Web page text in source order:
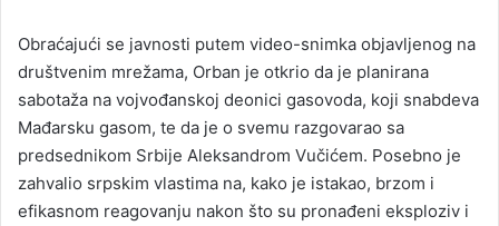
Obraćajući se javnosti putem video-snimka objavljenog na
društvenim mrežama, Orban je otkrio da je planirana
sabotaža na vojvođanskoj deonici gasovoda, koji snabdeva
Mađarsku gasom, te da je o svemu razgovarao sa
predsednikom Srbije Aleksandrom Vučićem. Posebno je
zahvalio srpskim vlastima na, kako je istakao, brzom i
efikasnom reagovanju nakon što su pronađeni eksploziv i